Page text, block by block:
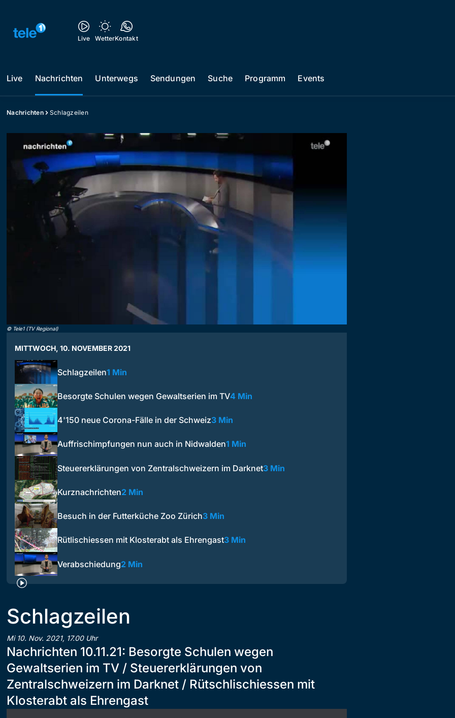
Live WetterKontakt
Live Nachrichten Unterwegs Sendungen Suche Programm Events
Nachrichten Schlagzeilen
© Tele1 (TV Regional)
MITTWOCH, 10. NOVEMBER 2021
Schlagzeilen1 Min
Besorgte Schulen wegen Gewaltserien im TV4 Min
4'150 neue Corona-Fälle in der Schweiz3 Min
Auffrischimpfungen nun auch in Nidwalden1 Min
Steuererklärungen von Zentralschweizern im Darknet3 Min
Kurznachrichten2 Min
Besuch in der Futterküche Zoo Zürich3 Min
Rütlischiessen mit Klosterabt als Ehrengast3 Min
Verabschiedung2 Min
Schlagzeilen
Mi 10. Nov. 2021, 17.00 Uhr
Nachrichten 10.11.21: Besorgte Schulen wegen
Gewaltserien im TV / Steuererklärungen von
Zentralschweizern im Darknet / Rütschlischiessen mit
Klosterabt als Ehrengast